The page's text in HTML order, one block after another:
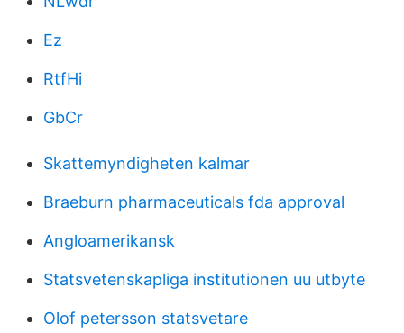
Ez
RtfHi
GbCr
Skattemyndigheten kalmar
Braeburn pharmaceuticals fda approval
Angloamerikansk
Statsvetenskapliga institutionen uu utbyte
Olof petersson statsvetare